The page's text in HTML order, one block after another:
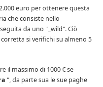
euro per ottenere questa
che consiste nello
da uno "_wild". Ciò
si verifichi su almeno 5
il massimo di 1000 € se
", da parte sua le sue paghe